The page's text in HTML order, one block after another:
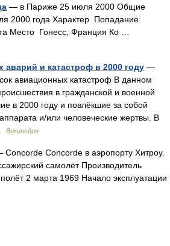
— в Париже 25 июля 2000 Общие
2000 года Характер Попадание
Место Гонесс, Франция Ко …
аварий и катастроф в 2000 году —
авиационных катастроф В данном
в гражданской и военной
в 2000 году и повлёкшие за собой
и/или человеческие жертвы. В
Википедия
Concorde Concorde в аэропорту Хитроу.
самолёт Производитель
2 марта 1969 Начало эксплуатации